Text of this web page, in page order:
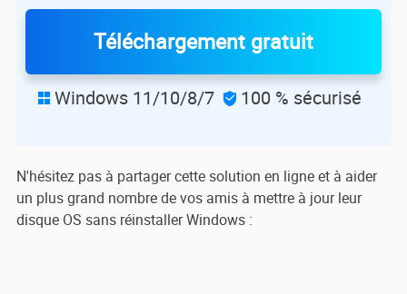
Téléchargement gratuit
 Windows 11/10/8/7  100 % sécurisé
N'hésitez pas à partager cette solution en ligne et à aider
un plus grand nombre de vos amis à mettre à jour leur
disque OS sans réinstaller Windows :